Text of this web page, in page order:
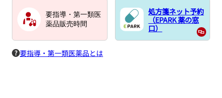
要指導・第一類医
薬品販売時間
処方箋ネット予約
（EPARK 薬の窓
口）
要指導・第一類医薬品とは